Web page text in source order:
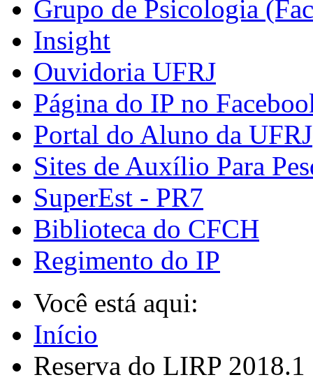
Grupo de Psicologia
Insight
Ouvidoria UFRJ
Página do IP no
Portal do Aluno da UFRJ
Sites de Auxílio Para
SuperEst - PR7
Biblioteca do CFCH
Regimento do IP
Você está aqui:
Início
Reserva do LIRP 2018.1